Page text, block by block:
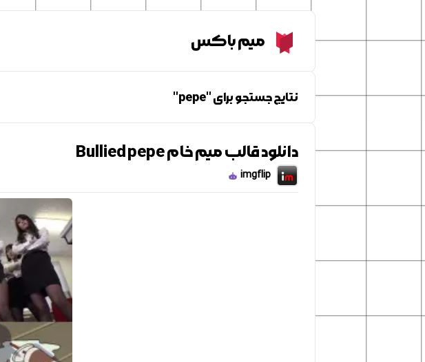
Meme Boxمیم باکس
نتایج جستجو برای "pepe"
دانلود قالب میم خام Bullied pepe
imgflip